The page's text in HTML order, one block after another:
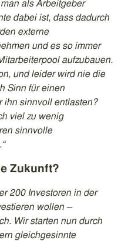
als Arbeitgeber
dabei ist, dass dadurch
externe
und es so immer
aufzubauen.
und leider wird nie die
Sinn für einen
ihn sinnvoll entlasten?
viel zu wenig
sinnvolle
Zukunft?
200 Investoren in der
wollen –
Wir starten nun durch
gleichgesinnte